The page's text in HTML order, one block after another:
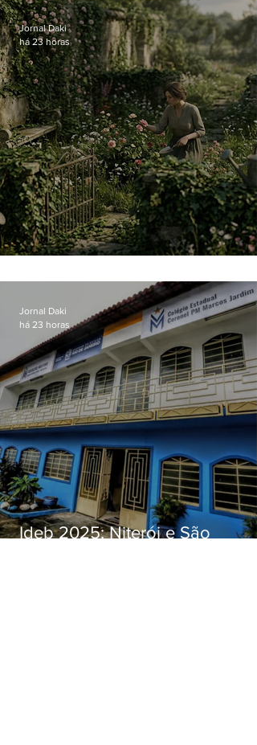
Jornal Daki
há 23 horas
Ideb 2025: Niterói e São
Jornal Daki
há 23 horas